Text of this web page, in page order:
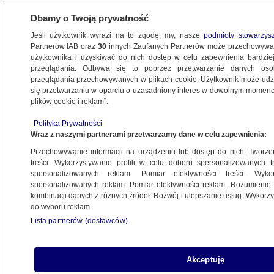
POLSKA
Przedstawią papieżowi sprawozdania
15.05.2021, 07:32
Udostępnij
Na przełomie września i października biskupi
prasowe Konferencji Episkopatu Polski.
Dbamy o Twoją prywatność
Jeśli użytkownik wyrazi na to zgodę, my, naszepodmioty
Partnerów IAB oraz30 innych Zaufanych Partnerów może
użytkownika i uzyskiwać do nich dostęp w celu zapewnienia
przeglądania. Odbywa się to poprzez przetwarzanie danych
przeglądania przechowywanych w plikach cookie. Użytkownik może
się przetwarzaniu w oparciu o uzasadniony interes w dowolnym
plików cookie i reklam”.
Polityka Prywatności
Wraz z naszymi partnerami przetwarzamy dane w celu zapewnienia:
Przechowywanie informacji na urządzeniu lub dostęp do nich.
treści. Wykorzystywanie profili w celu doboru spersonalizowanych
spersonalizowanych reklam. Pomiar efektywności treści.
spersonalizowanych reklam. Pomiar efektywności reklam.
kombinacji danych z różnych źródeł. Rozwój i ulepszanie usług.
do wyboru reklam.
Lista partnerów (dostawców)
Akceptuję